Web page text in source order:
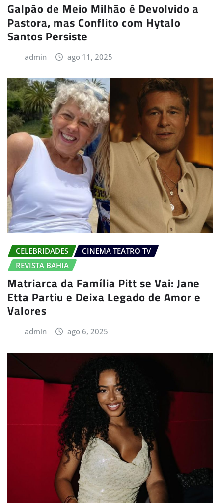
Galpão de Meio Milhão é Devolvido a
Pastora, mas Conflito com Hytalo
Santos Persiste
admin ago 11, 2025
CELEBRIDADES
CINEMA TEATRO TV
REVISTA BAHIA
Matriarca da Família Pitt se Vai: Jane
Etta Partiu e Deixa Legado de Amor e
Valores
admin ago 6, 2025